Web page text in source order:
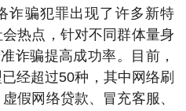
诈骗犯罪出现了许多新特
热点，针对不同群体量身
诈骗提高成功率。目前，
经超过50种，其中网络刷
假网络贷款、冒充客服、